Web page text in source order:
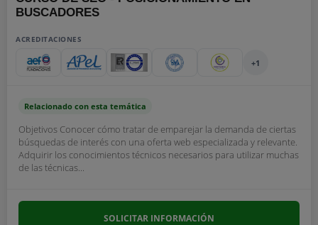
BUSCADORES
ACREDITACIONES
+1
Relacionado con esta temática
Objetivos Conocer cómo tratar de emparejar la demanda de ciertas
búsquedas de interés con una oferta web especializada y relevante.
Adquirir los conocimientos técnicos necesarios para utilizar muchas
de las técnicas...
SOLICITAR INFORMACIÓN